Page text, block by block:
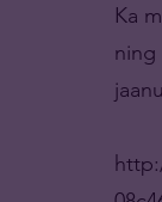
Ka
ning